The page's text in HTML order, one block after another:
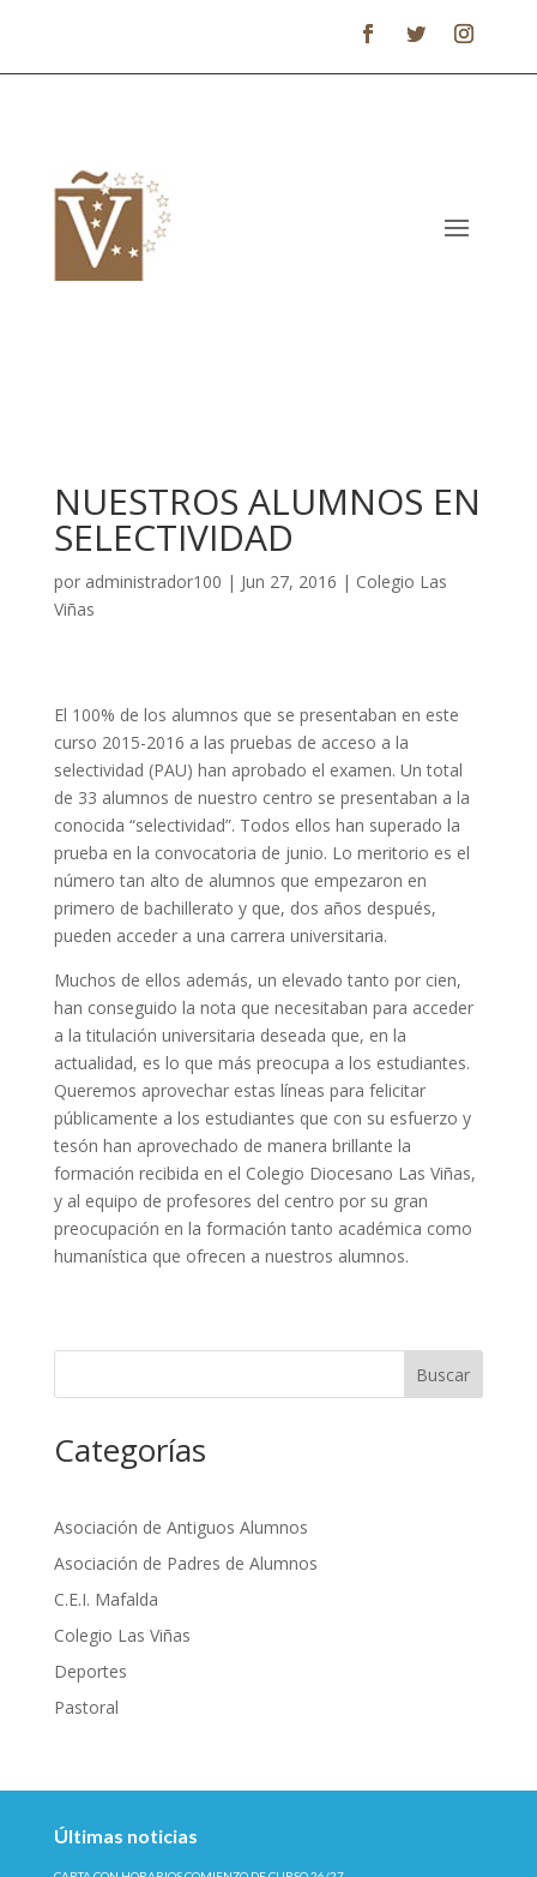
NUESTROS ALUMNOS EN
SELECTIVIDAD
por administrador100 | Jun 27, 2016 | Colegio Las
Viñas
El 100% de los alumnos que se presentaban en este
curso 2015-2016 a las pruebas de acceso a la
selectividad (PAU) han aprobado el examen. Un total
de 33 alumnos de nuestro centro se presentaban a la
conocida “selectividad”. Todos ellos han superado la
prueba en la convocatoria de junio. Lo meritorio es el
número tan alto de alumnos que empezaron en
primero de bachillerato y que, dos años después,
pueden acceder a una carrera universitaria.
Muchos de ellos además, un elevado tanto por cien,
han conseguido la nota que necesitaban para acceder
a la titulación universitaria deseada que, en la
actualidad, es lo que más preocupa a los estudiantes.
Queremos aprovechar estas líneas para felicitar
públicamente a los estudiantes que con su esfuerzo y
tesón han aprovechado de manera brillante la
formación recibida en el Colegio Diocesano Las Viñas,
y al equipo de profesores del centro por su gran
preocupación en la formación tanto académica como
humanística que ofrecen a nuestros alumnos.
Buscar
Categorías
Asociación de Antiguos Alumnos
Asociación de Padres de Alumnos
C.E.I. Mafalda
Colegio Las Viñas
Deportes
Pastoral
Últimas noticias